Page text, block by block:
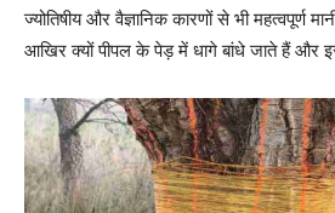
ज्योतिषीय और वैज्ञानिक कारणों से भी महत्वपूर्ण
आखिर क्यों पीपल के पेड़ में धागे बांधे जाते हैं और